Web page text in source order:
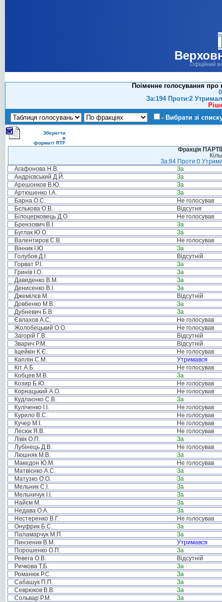
Офіційний
Поіменне голосування
За:194 Проти:2
- Вибрати зі
Зберегти
в
форматі RTF
Фракція
За:84 Проти:0
Агафонова Н.В.
За
Андрієвський Д.Й.
За
Арешонков В.Ю.
За
Артюшенко І.А.
За
Барна О.С.
Не голосував
Бєлькова О.В.
Відсутня
Білоцерковець Д.О.
Не голосував
Брензович В.І.
За
Буглак Ю.О.
За
Валентиров С.В.
Не голосував
Вінник І.Ю.
За
Голубов Д.І.
Відсутній
Горват Р.І.
За
Гринів І.О.
За
Давиденко В.М.
За
Денисенко В.І.
За
Джемілєв М. .
Відсутній
Довбенко М.В.
За
Дубневич Б.В.
За
Євлахов А.С.
Не голосував
Жолобецький О.О.
Не голосував
Загорій Г.В.
Відсутній
Зварич Р.М.
Відсутній
Іщейкін К.Є.
Не голосував
Каплін С.М.
Утримався
Кіт А.Б.
Не голосував
Кобцев М.В.
За
Козир Б.Ю.
Не голосував
Корнацький А.О.
Не голосував
Кудлаєнко С.В.
За
Куліченко І.І.
Не голосував
Курило В.С.
Не голосував
Кучер М.І.
Не голосував
Лесюк Я.В.
Не голосував
Лівік О.П.
За
Лубінець Д.В.
Не голосував
Люшняк М.В.
За
Македон Ю.М.
Не голосував
Матвієнко А.С.
За
Матузко О.О.
За
Мельник С.І.
За
Мельничук І.І.
За
Найєм М. .
За
Недава О.А.
За
Нестеренко В.Г.
Не голосував
Онуфрик Б.С.
За
Паламарчук М.П.
За
Пинзеник В.М.
Утримався
Порошенко О.П.
За
Ревега О.В.
Відсутній
Ричкова Т.Б.
За
Романюк Р.С.
За
Сабашук П.П.
За
Севрюков В.В.
За
Сольвар Р.М.
За